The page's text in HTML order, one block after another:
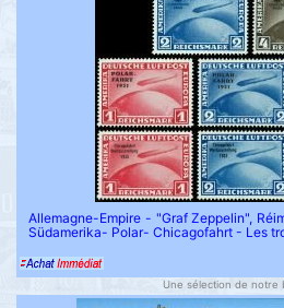
Allemagne-Empire - "Graf Zeppelin",
Südamerika- Polar- Chicagofahrt - Les
Une sélection de notre